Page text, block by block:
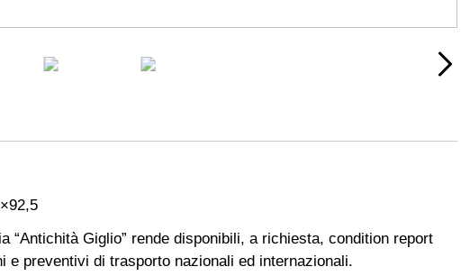
“Antichità Giglio” rende disponibili, a richiesta, condition report
e preventivi di trasporto nazionali ed internazionali.